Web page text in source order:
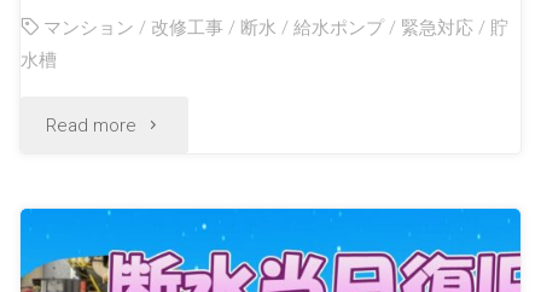
マンション / 改修工事 / 断水 /給水ポンプ/ 緊急対応 / 貯
水槽
Read more